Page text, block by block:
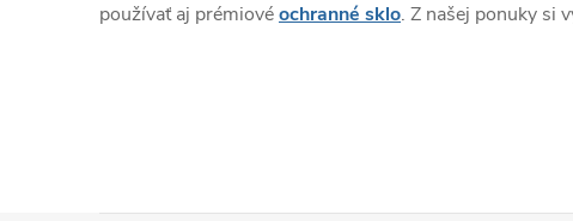
používať aj prémiovéochranné sklo. Z našej ponuky si